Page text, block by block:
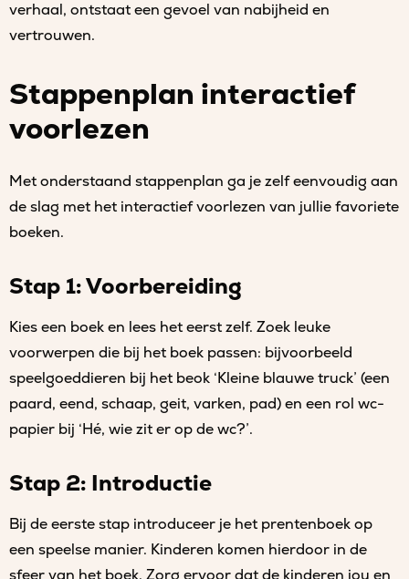
verhaal, ontstaat een gevoel van nabijheid en
vertrouwen.
Stappenplan interactief
voorlezen
Met onderstaand stappenplan ga je zelf eenvoudig aan
de slag met het interactief voorlezen van jullie favoriete
boeken.
Stap 1: Voorbereiding
Kies een boek en lees het eerst zelf. Zoek leuke
voorwerpen die bij het boek passen: bijvoorbeeld
speelgoeddieren bij het beok ‘Kleine blauwe truck’ (een
paard, eend, schaap, geit, varken, pad) en een rol wc-
papier bij ‘Hé, wie zit er op de wc?’.
Stap 2: Introductie
Bij de eerste stap introduceer je het prentenboek op
een speelse manier. Kinderen komen hierdoor in de